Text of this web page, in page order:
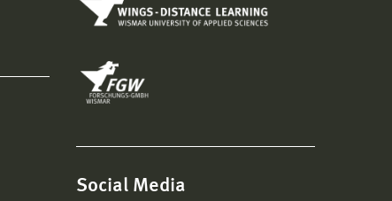
Social Media